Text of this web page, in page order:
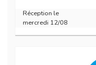
Réception le
mercredi 12/08